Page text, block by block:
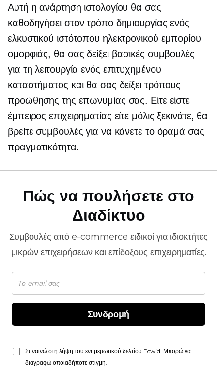
Αυτή η ανάρτηση ιστολογίου θα σας
καθοδηγήσει στον τρόπο δημιουργίας ενός
ελκυστικού ιστότοπου ηλεκτρονικού εμπορίου
ομορφιάς, θα σας δείξει βασικές συμβουλές
για τη λειτουργία ενός επιτυχημένου
καταστήματος και θα σας δείξει τρόπους
προώθησης της επωνυμίας σας. Είτε είστε
έμπειρος επιχειρηματίας είτε μόλις ξεκινάτε, θα
βρείτε συμβουλές για να κάνετε το όραμά σας
πραγματικότητα.
Πώς να πουλήσετε στο
Διαδίκτυο
Συμβουλές από e-commerce ειδικοί για ιδιοκτήτες
μικρών επιχειρήσεων και επίδοξους επιχειρηματίες.
Συνδρομή
Συναινώ στη λήψη του ενημερωτικού δελτίου Ecwid. Μπορώ να
διαγραφώ οποιαδήποτε στιγμή.